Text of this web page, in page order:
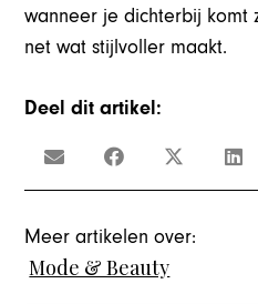
wanneer je dichterbij komt
net wat stijlvoller maakt.
Deel dit artikel:
Meer artikelen over:
Mode & Beauty